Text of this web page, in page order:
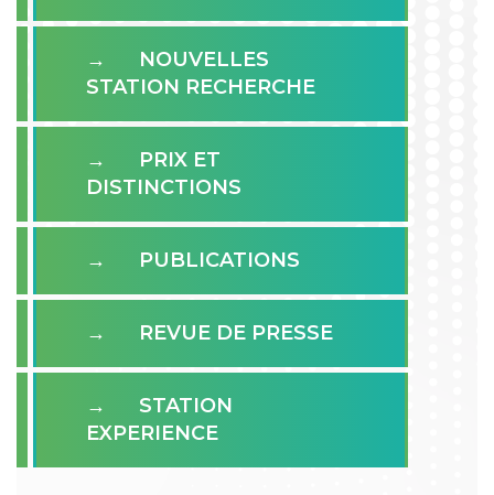
NOUVELLES
STATION RECHERCHE
PRIX ET
DISTINCTIONS
PUBLICATIONS
REVUE DE PRESSE
STATION
EXPERIENCE